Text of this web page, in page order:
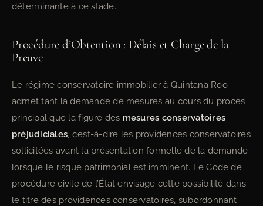
déterminante à ce stade.
Procédure d’Obtention : Délais et Charge de la
Preuve
Le régime conservatoire immobilier à Quintana Roo
admet tant la demande de mesures au cours du procès
principal que la figure des mesures conservatoires
préjudiciales, c’est-à-dire les providences conservatoires
sollicitées avant la présentation formelle de la demande
lorsque le risque patrimonial est imminent. Le Code de
procédure civile de l’État envisage cette possibilité dans
le titre des providences conservatoires, subordonnant